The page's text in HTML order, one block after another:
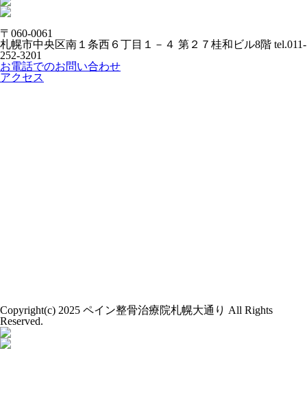
〒060-0061
札幌市中央区南１条西６丁目１－４ 第２７桂和ビル8階 tel.011-
252-3201
お電話でのお問い合わせ
アクセス
Copyright(c) 2025 ペイン整骨治療院札幌大通り All Rights
Reserved.